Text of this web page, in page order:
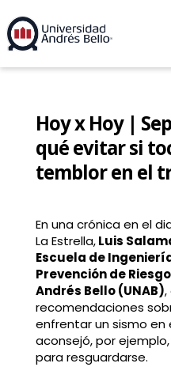
Hoy x Hoy |
qué evitar si
temblor en el
En una crónica en el
La Estrella,Luis
Escuela de
Prevención de
Andrés Bello (UNAB)
recomendaciones
enfrentar un sismo
aconsejó, por
para resguardarse.